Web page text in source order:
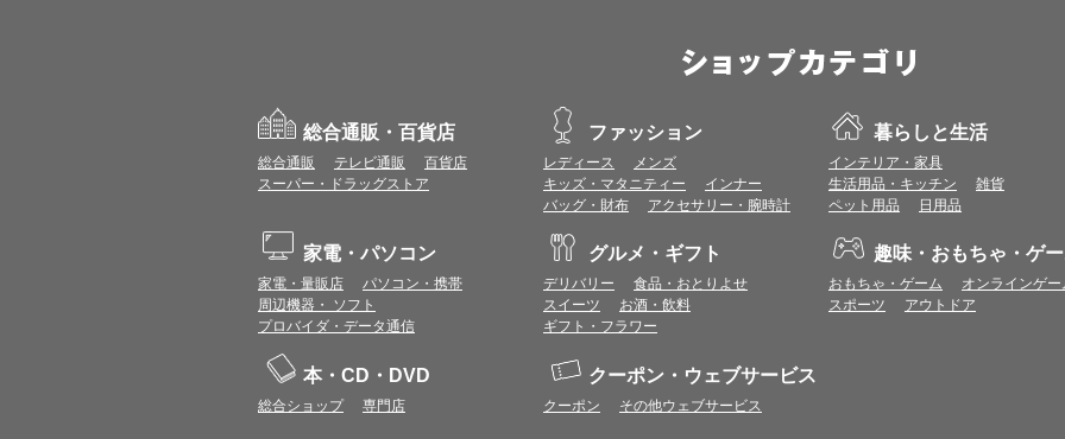
ポイント付与につきまして
ントとして付与いたします。
プレミアムポイント付与の対象は、商品代金のみ（税・送料等を除く）となりま
とに異なりますので、各ショップのショップ詳細ページにてご確認ください。
200円のご利用につき1ポイントとして計算されるため、一部の法人カード等に
が異なる場合があります。
対象サイトにアクセス後、カード決済前に別サイトにアクセスした場合は、ポ
商品購入後、購入内容等に変更があった場合は、プレミアムポイント付与の対
商品をキャンセル・返品した場合は、プレミアムポイント付与の対象となりませ
同一ショップで複数回ご利用される場合は、1回のご利用ごとにポイントUPモ
プレミアムポイントはワールドプレゼントのポイントとして景品等に交換できま
ワールドプレゼントのお問合せの際は各ショップが発行する注文番号等が必要
に届く注文番号等の記載のあるメールを必ず保管してください。
各ショップのアプリ上で購入した場合はポイントUPの対象外となります。
総合通販・百貨店
総合通販 テレビ通販
百貨店
スーパー・ドラッグストア
ファッション
レディース
メンズ
キッズ・マタニティー
インナー
バッグ・財布
アクセサリー・腕時計
暮らしと生活
インテリア・家具
生活用品・キッチン
雑貨
ペット用品
日用品
家電・パソコン
家電・量販店
パソコン・携帯
周辺機器・ ソフト
プロバイダ・データ通信
グルメ・ギフト
デリバリー
食品・おとりよせ
スイーツ
お酒・飲料
ギフト・フラワー
趣味・おもちゃ・ゲ
おもちゃ・ゲーム
オンラインゲー
スポーツ
アウトドア
本・CD・DVD
総合ショップ 専門店
クーポン・ウェブサービス
クーポン その他ウェブサービス